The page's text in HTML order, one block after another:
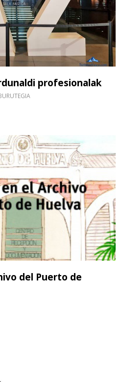
profesionalak
del Puerto de
en el Archivo del